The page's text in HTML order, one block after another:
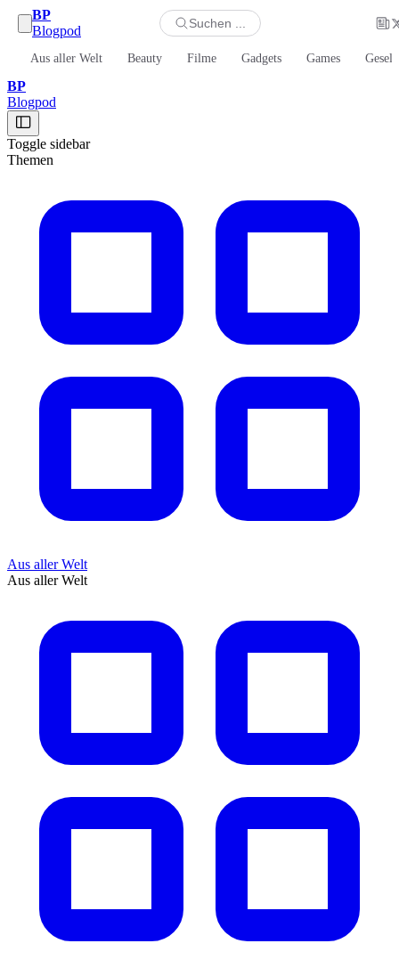
BP
Blogpod
Suchen ...
Aus aller Welt Beauty Filme Gadgets Games
BP
Blogpod
Toggle sidebar
Themen
Aus aller Welt
Aus aller Welt